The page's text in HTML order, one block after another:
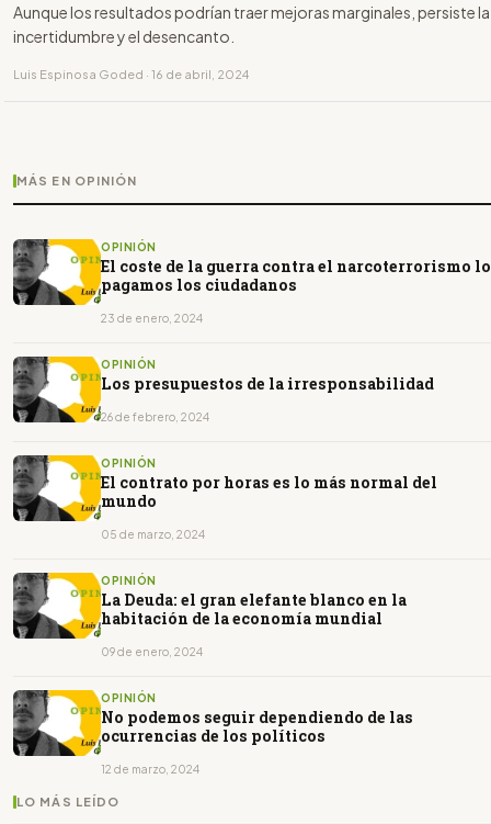
Aunque los resultados podrían traer mejoras marginales, persiste la
incertidumbre y el desencanto.
Luis Espinosa Goded · 16 de abril, 2024
MÁS EN OPINIÓN
OPINIÓN
El coste de la guerra contra el narcoterrorismo lo
pagamos los ciudadanos
23 de enero, 2024
OPINIÓN
Los presupuestos de la irresponsabilidad
26 de febrero, 2024
OPINIÓN
El contrato por horas es lo más normal del
mundo
05 de marzo, 2024
OPINIÓN
La Deuda: el gran elefante blanco en la
habitación de la economía mundial
09 de enero, 2024
OPINIÓN
No podemos seguir dependiendo de las
ocurrencias de los políticos
12 de marzo, 2024
LO MÁS LEÍDO